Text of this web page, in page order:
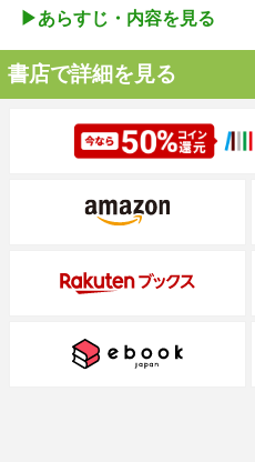
▶︎あらすじ・内容を見る
書店で詳細を見る